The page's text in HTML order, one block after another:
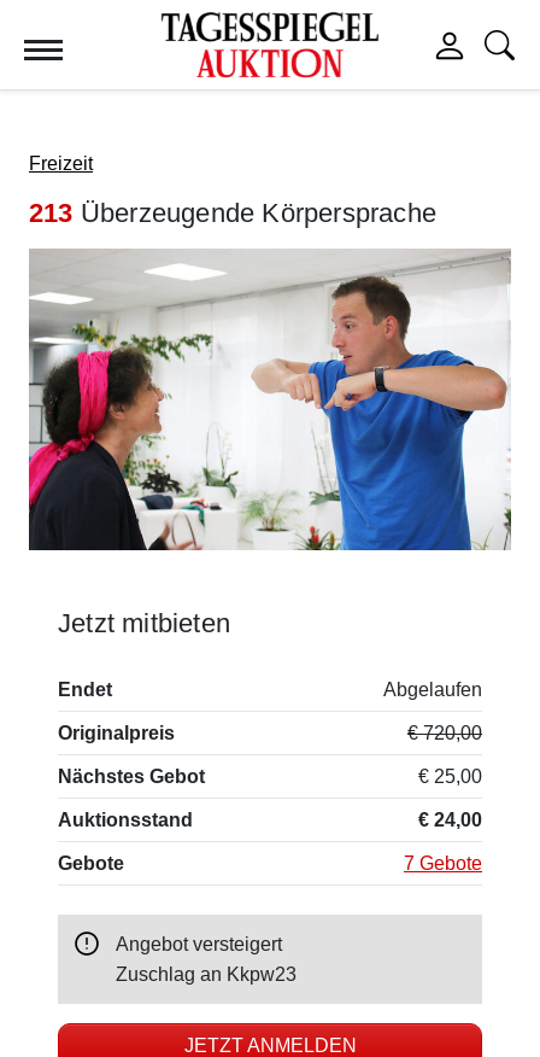
Freizeit
213 Überzeugende Körpersprache
Jetzt mitbieten
Endet Abgelaufen
Originalpreis € 720,00
Nächstes Gebot € 25,00
Auktionsstand € 24,00
Gebote 7 Gebote
Angebot versteigert
Zuschlag an Kkpw23
JETZT ANMELDEN